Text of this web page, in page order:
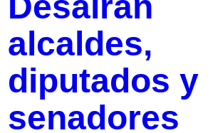
alcaldes,
diputados y
senadores